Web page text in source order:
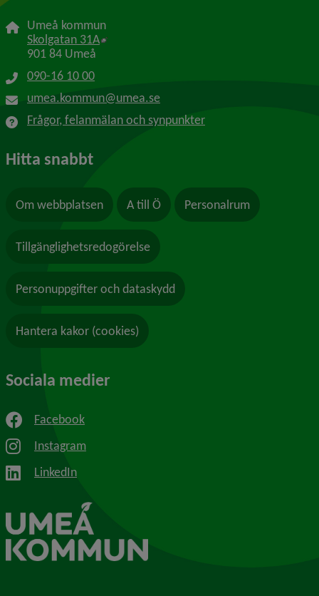
Umeå kommun
Skolgatan 31A Länk till annan webbplats, öppnas i nytt
901 84 Umeå
090-16 10 00
umea.kommun@umea.se
Frågor, felanmälan och synpunkter
Hitta snabbt
Om webbplatsen A till Ö Personalrum
Tillgänglighetsredogörelse
Personuppgifter och dataskydd
Hantera kakor (cookies)
Sociala medier
Facebook
Instagram
LinkedIn